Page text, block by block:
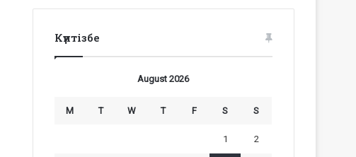
Күнтізбе
August 2026
M T W T F S S
1 2